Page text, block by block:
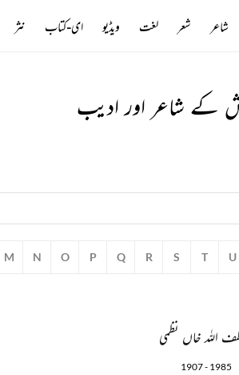
کے شاعر اور ادیب
M N O P Q R S T U
اللہ خاں نظمی
1907 - 1985
شاعر شعر لغت ویڈیو ای-کتاب نثر